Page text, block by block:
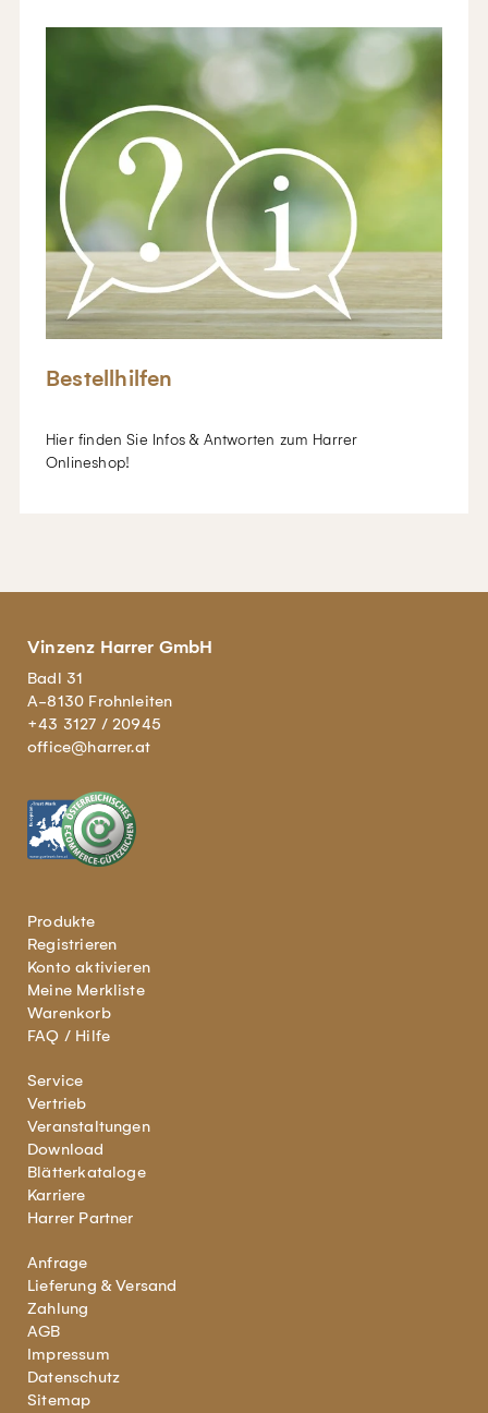
Bestellhilfen
Hier finden Sie Infos & Antworten zum Harrer
Onlineshop!
Vinzenz Harrer GmbH
Badl 31
A-8130 Frohnleiten
+43 3127 / 20945
office@harrer.at
Produkte
Registrieren
Konto aktivieren
Meine Merkliste
Warenkorb
FAQ / Hilfe
Service
Vertrieb
Veranstaltungen
Download
Blätterkataloge
Karriere
Harrer Partner
Anfrage
Lieferung & Versand
Zahlung
AGB
Impressum
Datenschutz
Sitemap